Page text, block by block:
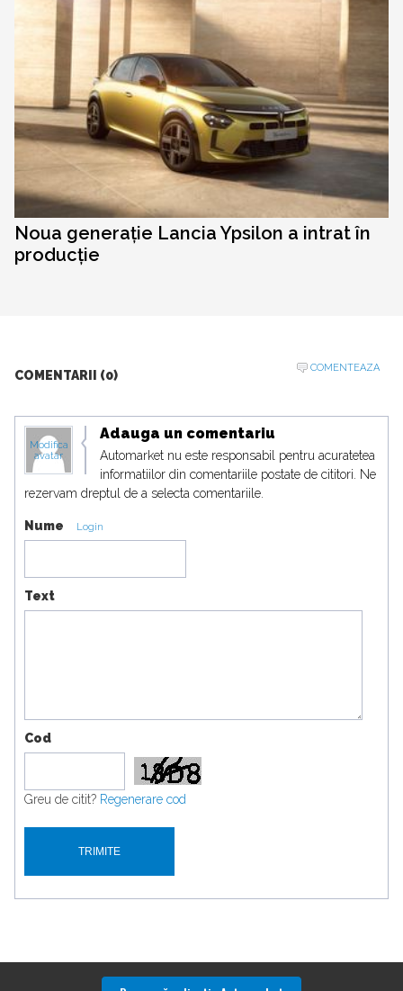
Noua generație Lancia Ypsilon a intrat în
producție
COMENTARII (0)
COMENTEAZA
Modifica
avatar
Adauga un comentariu
Automarket nu este responsabil pentru acuratetea
informatiilor din comentariile postate de cititori. Ne
rezervam dreptul de a selecta comentariile.
Nume Login
Text
Cod
Greu de citit? Regenerare cod